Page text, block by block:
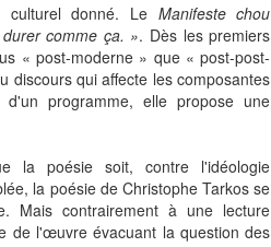
culturel donné. Le Manifeste chou
comme ça. ». Dès les premiers
« post-moderne » que « post-post-
discours qui affecte les composantes
programme, elle propose une
la poésie soit, contre l'idéologie
la poésie de Christophe Tarkos se
Mais contrairement à une lecture
de l'œuvre évacuant la question des